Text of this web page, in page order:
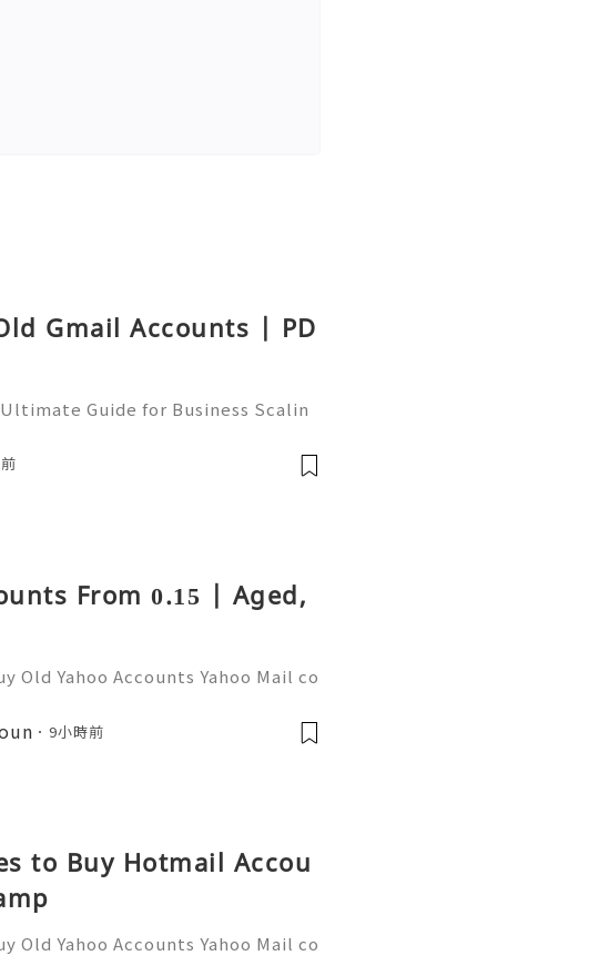
Gmail Accounts | PD
Guide for Business Scalin
➤ Email: usagoodservicesit@gmai
From 0.15 | Aged,
Old Yahoo Accounts Yahoo Mail co
correspondence, and online a
of
9小時前
to Buy Hotmail Accou
Old Yahoo Accounts Yahoo Mail co